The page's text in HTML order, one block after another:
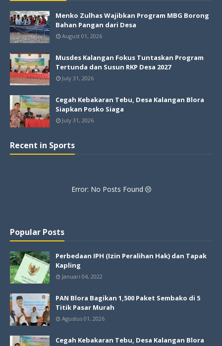
Menko Zulhas Wajibkan Program MBG Borong
Bahan Pangan dari Desa
August 01, 2026
Musdes Kalangan Fokus Tuntaskan Program
Tertunda dan Susun RKP Desa 2027
July 31, 2026
Cegah Kebakaran Tebu, Desa Kalangan Blora
Siapkan Posko Siaga
July 31, 2026
Recent in Sports
Error: No Posts Found
Popular Posts
Perbedaan IPH (Izin Peralihan Hak) dan Tapak
Kapling
Januari 04, 2022
PAN Blora Bagikan 1,500 Paket Sembako di 5
Titik Pasar Murah
Agustus 01, 2026
Cegah Kebakaran Tebu, Desa Kalangan Blora